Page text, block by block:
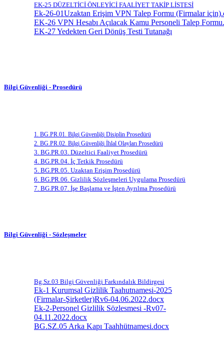
EK-25 DÜZELTİCİ ÖNLEYİCİ FAALİYET TAKİP LİSTESİ
Ek-26-01Uzaktan Erişim VPN Talep Formu (Firmalar
EK-26 VPN Hesabı Açılacak Kamu Personeli Talep
EK-27 Yedekten Geri Dönüş Testi Tutanağı
Bilgi Güvenliği - Prosedürü
1. BG.PR.01. Bilgi Güvenliği Disiplin Prosedürü
2. BG.PR.02. Bilgi Güvenliği İhlal Olayları Prosedürü
3. BG.PR.03. Düzeltici Faaliyet Prosedürü
4. BG.PR.04. İç Tetkik Prosedürü
5. BG.PR.05. Uzaktan Erişim Prosedürü
6. BG.PR.06. Gizlilik Sözleşmeleri Uygulama Prosedürü
7. BG.PR.07. İşe Başlama ve İşten Ayrılma Prosedürü
Bilgi Güvenliği - Sözleşmeler
Bg.Sz.03 Bilgi Güvenliği Farkındalık Bildirgesi
Ek-1 Kurumsal Gizlilik Taahutnamesi-2025
(Firmalar-Şirketler)Rv6-04.06.2022.docx
Ek-2-Personel Gizlilik Sözlesmesi -Rv07-
04.11.2022.docx
BG.SZ.05 Arka Kapı Taahhütnamesi.docx